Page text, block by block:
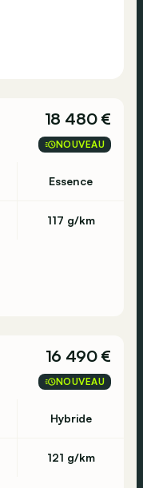
18 480 €
NOUVEAU
Essence
117 g/km
16 490 €
NOUVEAU
Hybride
121 g/km